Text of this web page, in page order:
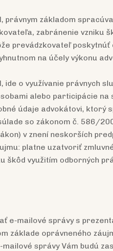
základom
zabránenie vzniku
prevádzkovateľ
na účely výkonu
o využívanie právnych
alebo participácie
údaje advokátovi, ktorý
so zákonom č. 586/
v znení neskorších
platne uzatvoriť
využitím odborných
e-mailové správy s
základe oprávneného
správy Vám budú